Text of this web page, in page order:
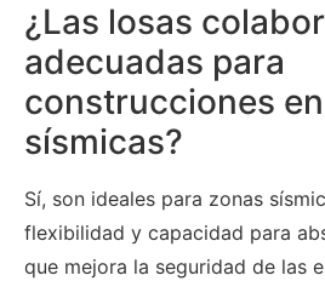
¿Las losas
adecuadas para
construcciones
sísmicas?
Sí, son ideales para zonas
flexibilidad y capacidad para
que mejora la seguridad de las